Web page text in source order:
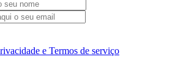
e Termos de serviço